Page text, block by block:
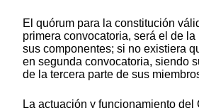
El quórum para la constitución
primera convocatoria, será el de
sus componentes; si no existiera
en segunda convocatoria, siendo
de la tercera parte de sus
La actuación y funcionamiento